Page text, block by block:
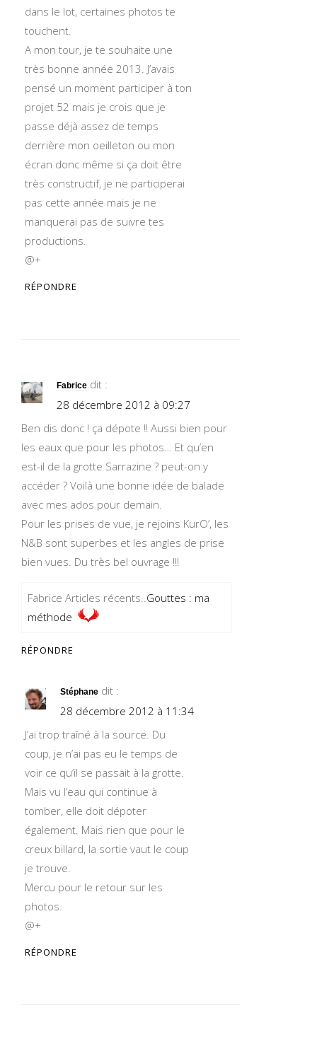
dans le lot, certaines photos te
touchent.
A mon tour, je te souhaite une
très bonne année 2013. J’avais
pensé un moment participer à ton
projet 52 mais je crois que je
passe déjà assez de temps
derrière mon oeilleton ou mon
écran donc même si ça doit être
très constructif, je ne participerai
pas cette année mais je ne
manquerai pas de suivre tes
productions.
@+
RÉPONDRE
Fabrice dit :
28 décembre 2012 à 09:27
Ben dis donc ! ça dépote !! Aussi bien pour
les eaux que pour les photos… Et qu’en
est-il de la grotte Sarrazine ? peut-on y
accéder ? Voilà une bonne idée de balade
avec mes ados pour demain.
Pour les prises de vue, je rejoins KurO’, les
N&B sont superbes et les angles de prise
bien vues. Du très bel ouvrage !!!
Fabrice Articles récents..Gouttes : ma
méthode
RÉPONDRE
Stéphane dit :
28 décembre 2012 à 11:34
J’ai trop traîné à la source. Du
coup, je n’ai pas eu le temps de
voir ce qu’il se passait à la grotte.
Mais vu l’eau qui continue à
tomber, elle doit dépoter
également. Mais rien que pour le
creux billard, la sortie vaut le coup
je trouve.
Mercu pour le retour sur les
photos.
@+
RÉPONDRE